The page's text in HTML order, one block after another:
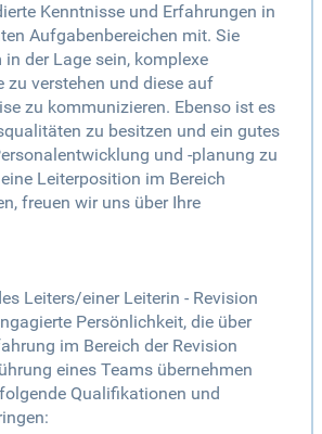
Kenntnisse und Erfahrungen in
Aufgabenbereichen mit. Sie
der Lage sein, komplexe
zu verstehen und diese auf
zu kommunizieren. Ebenso ist es
zu besitzen und ein gutes
und -planung zu
Leiterposition im Bereich
freuen wir uns über Ihre
Leiters/einer Leiterin - Revision
Persönlichkeit, die über
im Bereich der Revision
eines Teams übernehmen
Qualifikationen und